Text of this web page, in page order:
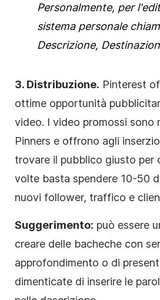
Personalmente, per
sistema personale
Descrizione,
3. Distribuzione. Pinterest
ottime opportunità
video. I video promossi sono
Pinners e offrono agli
trovare il pubblico giusto per
volte basta spendere 10-50
nuovi follower, traffico e
Suggerimento: può essere
creare delle bacheche con
approfondimento o di
dimenticate di inserire le